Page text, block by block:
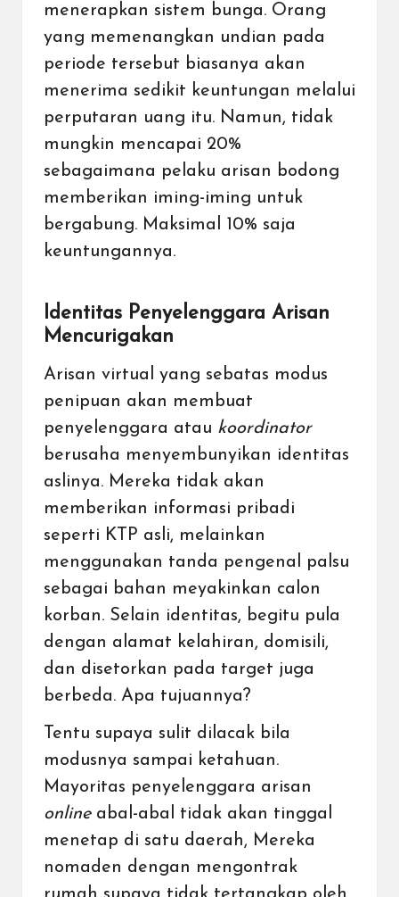
menerapkan sistem bunga. Orang
yang memenangkan undian pada
periode tersebut biasanya akan
menerima sedikit keuntungan melalui
perputaran uang itu. Namun, tidak
mungkin mencapai 20%
sebagaimana pelaku arisan bodong
memberikan iming-iming untuk
bergabung. Maksimal 10% saja
keuntungannya.
Identitas Penyelenggara Arisan
Mencurigakan
Arisan virtual yang sebatas modus
penipuan akan membuat
penyelenggara atau koordinator
berusaha menyembunyikan identitas
aslinya. Mereka tidak akan
memberikan informasi pribadi
seperti KTP asli, melainkan
menggunakan tanda pengenal palsu
sebagai bahan meyakinkan calon
korban. Selain identitas, begitu pula
dengan alamat kelahiran, domisili,
dan disetorkan pada target juga
berbeda. Apa tujuannya?
Tentu supaya sulit dilacak bila
modusnya sampai ketahuan.
Mayoritas penyelenggara arisan
online abal-abal tidak akan tinggal
menetap di satu daerah, Mereka
nomaden dengan mengontrak